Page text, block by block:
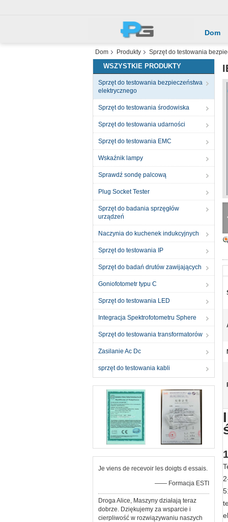
Dom
Dom Produkty Sprzęt do testowania
WSZYSTKIE PRODUKTY
Sprzęt do testowania bezpieczeństwa
elektrycznego
Sprzęt do testowania środowiska
Sprzęt do testowania udarności
Sprzęt do testowania EMC
Wskaźnik lampy
Sprawdź sondę palcową
Plug Socket Tester
Sprzęt do badania sprzęgłów
urządzeń
Naczynia do kuchenek indukcyjnych
Sprzęt do testowania IP
Sprzęt do badań drutów zawijających
Goniofotometr typu C
Sprzęt do testowania LED
Integracja Spektrofotometru Sphere
Sprzęt do testowania transformatorów
Zasilanie Ac Dc
sprzęt do testowania kabli
Je viens de recevoir les doigts d essais.
—— Formacja ESTI
Droga Alice, Maszyny działają teraz
dobrze. Dziękujemy za wsparcie i
cierpliwość w rozwiązywaniu naszych